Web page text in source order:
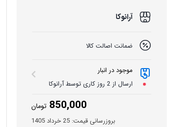
آرانوکا
ضمانت اصالت کالا
موجود در انبار
ارسال از 2 روز کاری توسط آرانوکا
850,000 تومان
بروزرسانی قیمت: 25 خرداد 1405